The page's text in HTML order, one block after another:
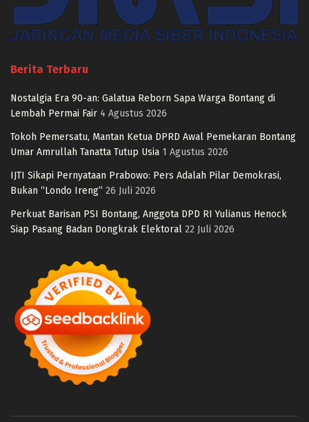
Berita Terbaru
Nostalgia Era 90-an: Galatua Reborn Sapa Warga Bontang di
Lembah Permai Fair 4 Agustus 2026
Tokoh Pemersatu, Mantan Ketua DPRD Awal Pemekaran Bontang
Umar Amrullah Tanatta Tutup Usia 1 Agustus 2026
IJTI Sikapi Pernyataan Prabowo: Pers Adalah Pilar Demokrasi,
Bukan “Londo Ireng” 26 Juli 2026
Perkuat Barisan PSI Bontang, Anggota DPD RI Yulianus Henock
Siap Pasang Badan Dongkrak Elektoral 22 Juli 2026